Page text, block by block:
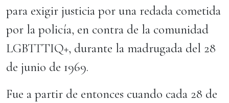
para exigir justicia por una redada cometida
por la policía, en contra de la comunidad
LGBTTTIQ+, durante la madrugada del 28
de junio de 1969.
Fue a partir de entonces cuando cada 28 de